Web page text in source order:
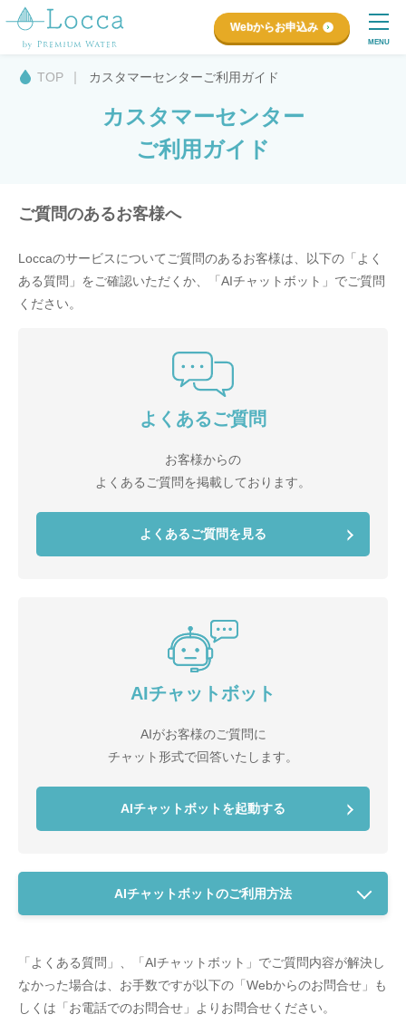
Webからお申込み
MENU
TOP カスタマーセンターご利用ガイド
カスタマーセンター
ご利用ガイド
ご質問のあるお客様へ
Loccaのサービスについてご質問のあるお客様は、
以下の「よく
ある質問」をご確認いただくか、「AIチャットボット」でご質問
ください。
よくあるご質問
お客様からの
よくあるご質問を掲載しております。
よくあるご質問を見る
AIチャットボット
AIがお客様のご質問に
チャット形式で回答いたします。
AIチャットボットを起動する
AIチャットボットのご利用方法
「よくある質問」、「AIチャットボット」でご質問内容が解決し
なかった場合は、 お手数ですが以下の「Webからのお問合せ」も
しくは「お電話でのお問合せ」よりお問合せください。